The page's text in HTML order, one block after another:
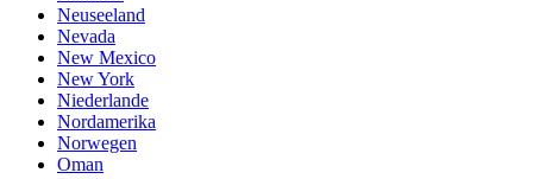
Neuseeland
Nevada
New Mexico
New York
Niederlande
Nordamerika
Norwegen
Oman